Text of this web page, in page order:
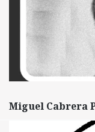
Miguel Cabrera